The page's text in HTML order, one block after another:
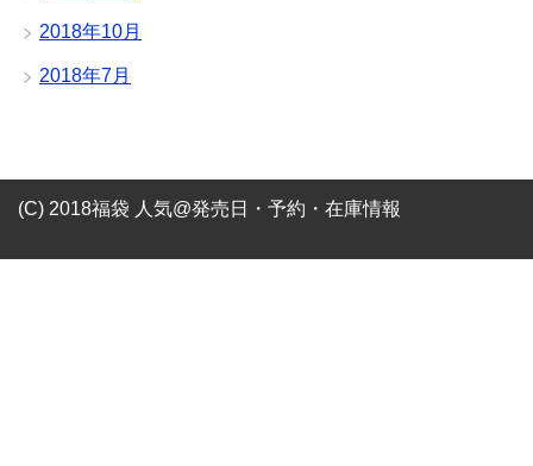
2018年10月
2018年7月
(C) 2018福袋 人気@発売日・予約・在庫情報